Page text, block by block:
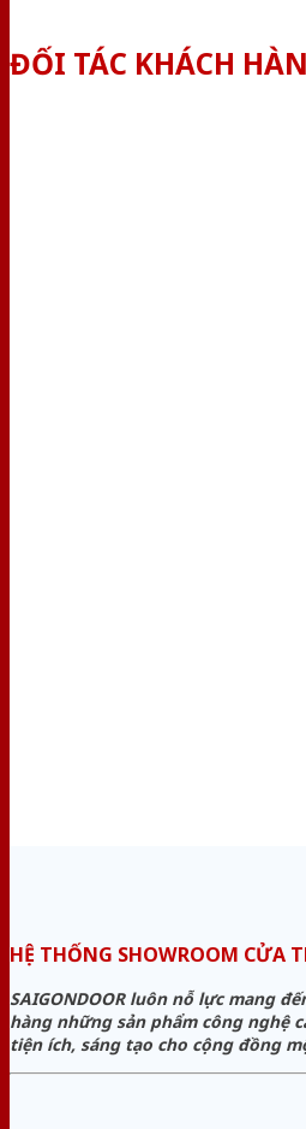
ĐỐI TÁC KHÁCH
HỆ THỐNG SHOWROOM CỬA
SAIGONDOOR luôn nỗ lực mang
hàng những sản phẩm công nghệ
tiện ích, sáng tạo cho cộng đồng